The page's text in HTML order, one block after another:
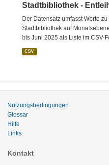
Stadtbibliothek -
Der Datensatz umfasst Werte
Stadtbibliothek auf
bis Juni 2025 als Liste im CSV-
CSV
Nutzungsbedingungen
Glossar
Hilfe
Links
Kontakt